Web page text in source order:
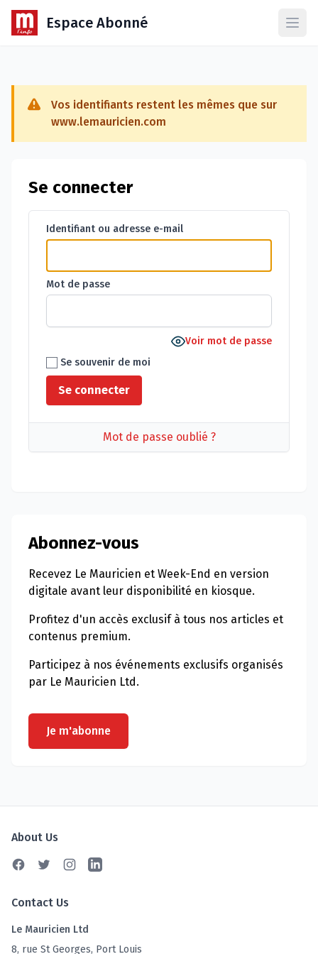
Espace Abonné
Vos identifiants restent les mêmes que sur
www.lemauricien.com
Se connecter
Identifiant ou adresse e-mail
Mot de passe
Voir mot de passe
Se souvenir de moi
Mot de passe oublié ?
Abonnez-vous
Recevez Le Mauricien et Week-End en version
digitale avant leur disponibilité en kiosque.
Profitez d'un accès exclusif à tous nos articles et
contenus premium.
Participez à nos événements exclusifs organisés
par Le Mauricien Ltd.
Je m'abonne
About Us
FacebookTwitterInstagramLinkedin
Contact Us
Le Mauricien Ltd
8, rue St Georges, Port Louis